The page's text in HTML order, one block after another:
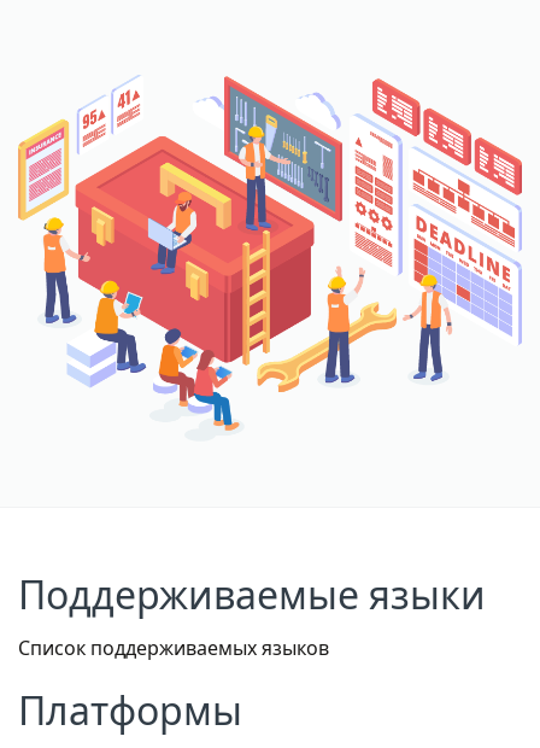
Поддерживаемые языки
Список поддерживаемых языков
Платформы